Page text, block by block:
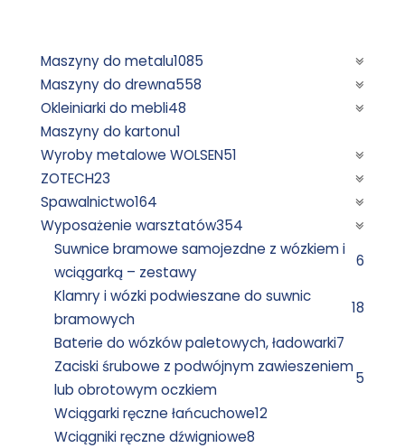
Maszyny do metalu1085
Maszyny do drewna558
Okleiniarki do mebli48
Maszyny do kartonu1
Wyroby metalowe WOLSEN51
ZOTECH23
Spawalnictwo164
Wyposażenie warsztatów354
Suwnice bramowe samojezdne z wózkiem i
wciągarką – zestawy
6
Klamry i wózki podwieszane do suwnic
bramowych
18
Baterie do wózków paletowych, ładowarki7
Zaciski śrubowe z podwójnym zawieszeniem
lub obrotowym oczkiem
5
Wciągarki ręczne łańcuchowe12
Wciągniki ręczne dźwigniowe8